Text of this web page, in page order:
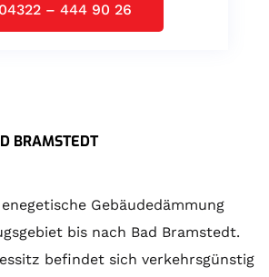
04322 – 444 90 26
BRAMSTEDT
Gebäudedämmung
bis nach Bad Bramstedt.
befindet sich verkehrsgünstig